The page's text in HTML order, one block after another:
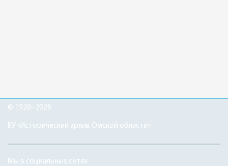
© 1920–2026
БУ «Исторический архив Омской области»
Мы в социальных сетях